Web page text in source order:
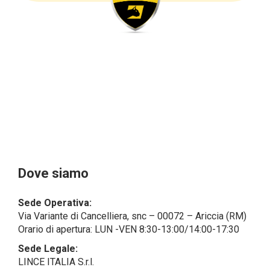
sempre qualificati come personali, mentre le persone
giuridiche sono in via generale escluse
dal campo di applicazione del GDPR (artt. 1 e 4 del
Alcuni segmenti dell’attività richiesta potrebbero
l’espletamento di alcune attività determinate a
società esterne che presentano le garanzie richieste
dal GDPR, abilitandole e a compiere
operazioni determinate per conto di LINCE ITALIA e
conformemente alle istruzioni fornite da
Dove siamo
Sede Operativa:
Via Variante di Cancelliera, snc – 00072 – Ariccia (RM)
Orario di apertura: LUN -VEN 8:30-13:00/14:00-17:30
Sede Legale:
LINCE ITALIA S.r.l.